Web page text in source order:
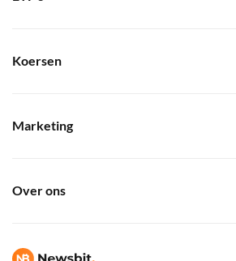
Koersen
Marketing
Over ons